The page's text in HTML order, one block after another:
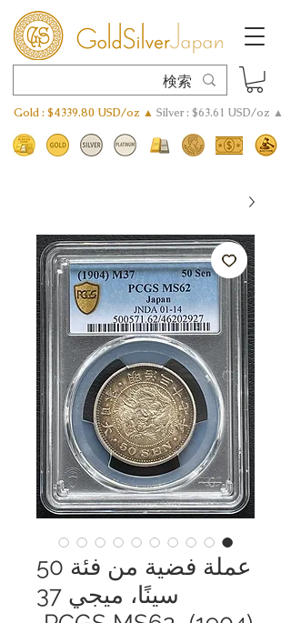
Gold : $4339.80 USD/oz ▲ Silver : $63.61 USD/oz ▲
عملة فضية من فئة 50
سينًا، ميجي 37